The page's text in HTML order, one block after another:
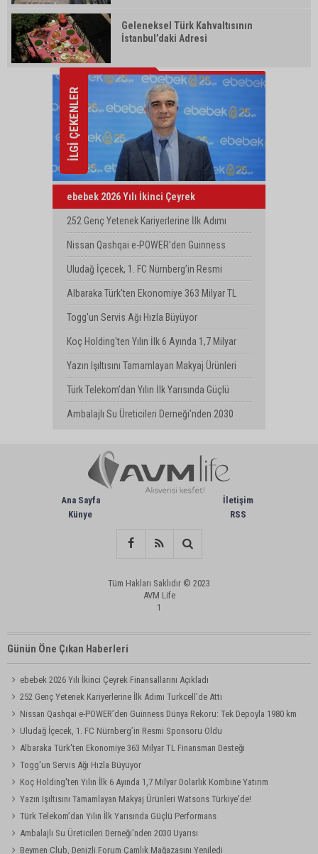
Geleneksel Türk Kahvaltısının
İstanbul’daki Adresi
İLGİ ÇEKENLER
ebebek 2026 Yılı İkinci Çeyrek
Finansallarını Açıkladı
252 Genç Yetenek Kariyerlerine İlk Adımı
Turkcell’de Attı
Nissan Qashqai e-POWER’den Guinness
Dünya Rekoru: Tek Depoyla 1980 km
Uludağ İçecek, 1. FC Nürnberg’in Resmi
Sponsoru Oldu
Albaraka Türk'ten Ekonomiye 363 Milyar TL
Finansman Desteği
Togg'un Servis Ağı Hızla Büyüyor
Koç Holding'ten Yılın İlk 6 Ayında 1,7 Milyar
Dolarlık Kombine Yatırım
Yazın Işıltısını Tamamlayan Makyaj Ürünleri
Watsons Türkiye'de!
Türk Telekom’dan Yılın İlk Yarısında Güçlü
Performans
Ambalajlı Su Üreticileri Derneği'nden 2030
Ana Sayfa
Künye
İletişim
RSS
Tüm Hakları Saklıdır © 2023
AVM Life
1
Günün Öne Çıkan Haberleri
ebebek 2026 Yılı İkinci Çeyrek Finansallarını Açıkladı
252 Genç Yetenek Kariyerlerine İlk Adımı Turkcell’de Attı
Nissan Qashqai e-POWER’den Guinness Dünya Rekoru: Tek Depoyla 1980 km
Uludağ İçecek, 1. FC Nürnberg’in Resmi Sponsoru Oldu
Albaraka Türk'ten Ekonomiye 363 Milyar TL Finansman Desteği
Togg'un Servis Ağı Hızla Büyüyor
Koç Holding'ten Yılın İlk 6 Ayında 1,7 Milyar Dolarlık Kombine Yatırım
Yazın Işıltısını Tamamlayan Makyaj Ürünleri Watsons Türkiye'de!
Türk Telekom’dan Yılın İlk Yarısında Güçlü Performans
Ambalajlı Su Üreticileri Derneği'nden 2030 Uyarısı
Beymen Club, Denizli Forum Çamlık Mağazasını Yeniledi